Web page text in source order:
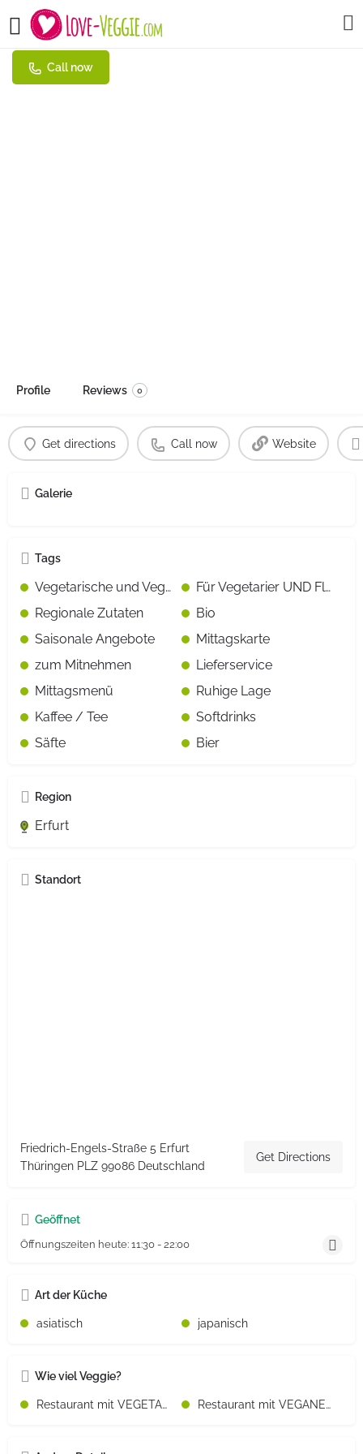
SUSHIdeluxe Erfurt
Call now
Profile Reviews 0
Get directions Call now Website
Galerie
Tags
Vegetarische und Vegane Gerichte gekennzeichnet
Für Vegetarier UND Fleisch-/Fischesser geeignet
Regionale Zutaten
Bio
Saisonale Angebote
Mittagskarte
zum Mitnehmen
Lieferservice
Mittagsmenü
Ruhige Lage
Kaffee / Tee
Softdrinks
Säfte
Bier
Region
Erfurt
Standort
Friedrich-Engels-Straße 5 Erfurt
Thüringen PLZ 99086 Deutschland
Get Directions
Geöffnet
Öffnungszeiten heute: 11:30 - 22:00
Art der Küche
asiatisch japanisch
Wie viel Veggie?
Restaurant mit VEGETARISCHEN Speisen Restaurant mit VEGANEN Speisen